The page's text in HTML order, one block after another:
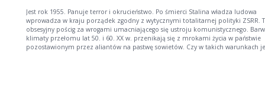
Jest rok 1955. Panuje terror i okrucieństwo. Po śmierci Stalina władza ludowa
wprowadza w kraju porządek zgodny z wytycznymi totalitarnej polityki ZSRR.
obsesyjny pościg za wrogami umacniającego się ustroju komunistycznego.
klimaty przełomu lat 50. i 60. XX w. przenikają się z mrokami życia w państwie
pozostawionym przez aliantów na pastwę sowietów. Czy w takich warunkach